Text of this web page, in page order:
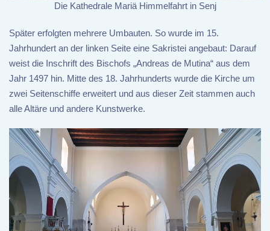
Die Kathedrale Mariä Himmelfahrt in Senj
Später erfolgten mehrere Umbauten. So wurde im 15.
Jahrhundert an der linken Seite eine Sakristei angebaut: Darauf
weist die Inschrift des Bischofs „Andreas de Mutina“ aus dem
Jahr 1497 hin. Mitte des 18. Jahrhunderts wurde die Kirche um
zwei Seitenschiffe erweitert und aus dieser Zeit stammen auch
alle Altäre und andere Kunstwerke.